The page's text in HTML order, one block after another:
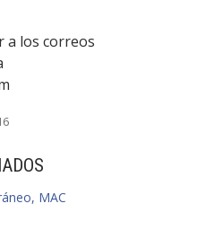
MAC
a los correos